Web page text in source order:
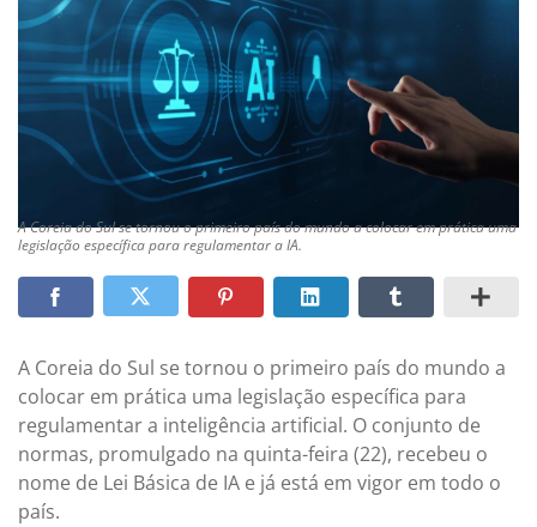
A Coreia do Sul se tornou o primeiro país do mundo a colocar em prática uma
legislação específica para regulamentar a IA.
A Coreia do Sul se tornou o primeiro país do mundo a
colocar em prática uma legislação específica para
regulamentar a inteligência artificial. O conjunto de
normas, promulgado na quinta-feira (22), recebeu o
nome de Lei Básica de IA e já está em vigor em todo o
país.